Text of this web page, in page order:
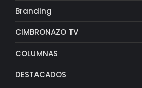
Branding
CIMBRONAZO TV
COLUMNAS
DESTACADOS